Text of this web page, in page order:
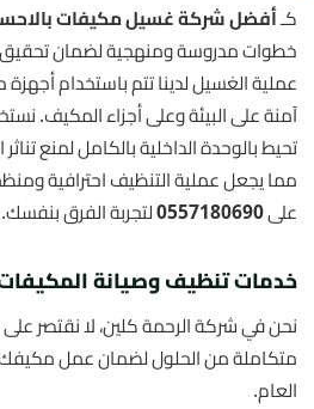
كـأفضل شركة غسيل مكيفات
خطوات مدروسة ومنهجية لضمان تحقيق
عملية الغسيل لدينا تتم باستخدام
آمنة على البيئة وعلى أجزاء
تحيط بالوحدة الداخلية بالكامل لمنع
على0557180690لتجربة الفرق بنفسك.
خدمات تنظيف وصيانة
نحن في شركة الرحمة كلين، لا نقتصر
متكاملة من الحلول لضمان عمل
العام.